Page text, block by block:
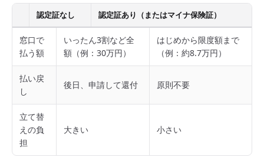
認定証なし 認定証あり（またはマイナ保険証）
窓口で
払う額
いったん3割など全
額（例：30万円）
はじめから限度額まで
（例：約8.7万円）
払い戻
し
後日、申請して還付 原則不要
立て替
えの負
担
大きい 小さい